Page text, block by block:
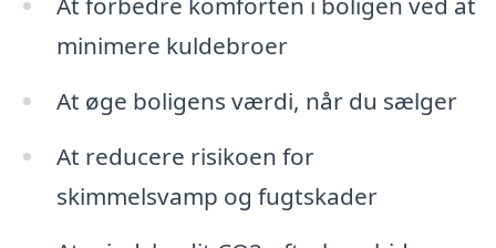
minimere kuldebroer
At øge boligens værdi, når du sælger
At reducere risikoen for
skimmelsvamp og fugtskader